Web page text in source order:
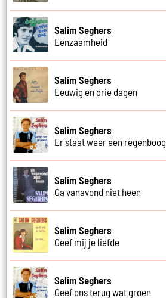
Salim Seghers
Eenzaamheid
Salim Seghers
Eeuwig en drie dagen
Salim Seghers
Er staat weer een regenboog
Salim Seghers
Ga vanavond niet heen
Salim Seghers
Geef mij je liefde
Salim Seghers
Geef ons terug wat groen